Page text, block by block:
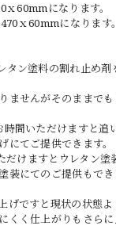
60mmになります。
ｘ60mmになります。
タン塗料の割れ止め
ませんがそのままでも
間いただけますと追
にてご提供できます。
だけますとウレタン塗
装にてのご提供もで
げですと現状の状態
くく仕上がりもさらに